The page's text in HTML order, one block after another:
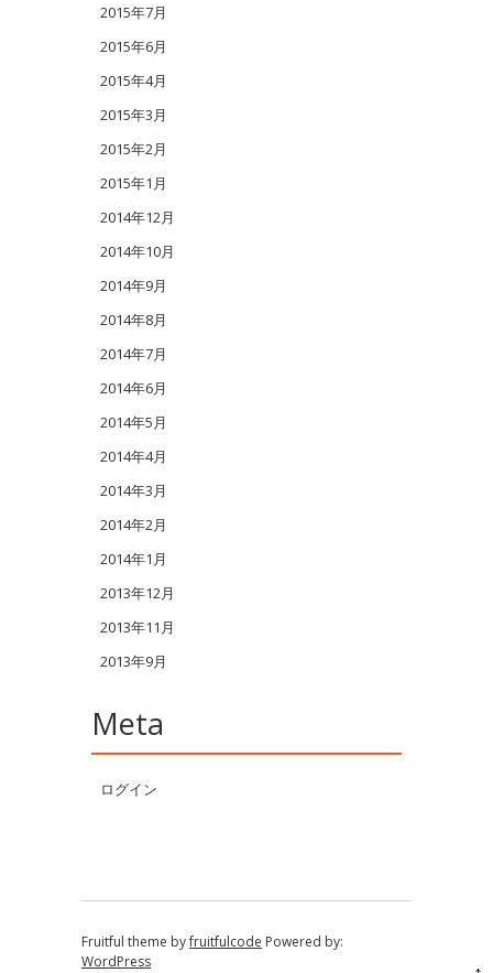
2015年7月
2015年6月
2015年4月
2015年3月
2015年2月
2015年1月
2014年12月
2014年10月
2014年9月
2014年8月
2014年7月
2014年6月
2014年5月
2014年4月
2014年3月
2014年2月
2014年1月
2013年12月
2013年11月
2013年9月
Meta
ログイン
Fruitful theme byfruitfulcode Powered by:
WordPress